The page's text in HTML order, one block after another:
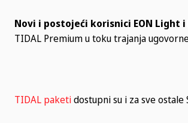
Novi i postojeći korisnici EON Light i
TIDAL Premium u toku trajanja
TIDAL paketidostupni su i za sve